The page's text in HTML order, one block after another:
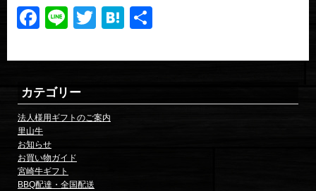
Facebook
LineTwitterHatena
カテゴリー
法人様用ギフトのご案内
里山牛
お知らせ
お買い物ガイド
宮崎牛ギフト
BBQ配達・全国配送